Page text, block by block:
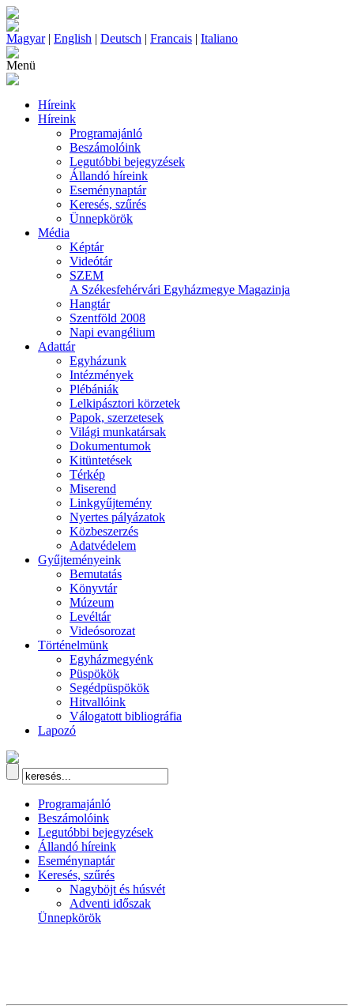
Magyar| English | Deutsch | Francais | Italiano
Menü
Híreink
Híreink
Programajánló
Beszámolóink
Legutóbbi bejegyzések
Állandó híreink
Eseménynaptár
Keresés, szűrés
Ünnepkörök
Média
Képtár
Videótár
SZEM
A Székesfehérvári Egyházmegye Magazinja
Hangtár
Szentföld 2008
Napi evangélium
Adattár
Egyházunk
Intézmények
Plébániák
Lelkipásztori körzetek
Papok, szerzetesek
Világi munkatársak
Dokumentumok
Kitüntetések
Térkép
Miserend
Linkgyűjtemény
Nyertes pályázatok
Közbeszerzés
Adatvédelem
Gyűjteményeink
Bemutatás
Könyvtár
Múzeum
Levéltár
Videósorozat
Történelmünk
Egyházmegyénk
Püspökök
Segédpüspökök
Hitvallóink
Válogatott bibliográfia
Lapozó
Programajánló
Beszámolóink
Legutóbbi bejegyzések
Állandó híreink
Eseménynaptár
Keresés, szűrés
Nagyböjt és húsvét
Adventi időszak
Ünnepkörök